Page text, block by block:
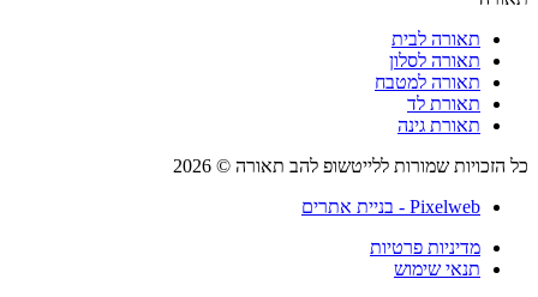
תאורה לבית
תאורה לסלון
תאורה למטבח
תאורת לד
תאורת גינה
שמורות ללייטשופ להב תאורה © 2026
Pixelweb - בניית אתרים
מדיניות פרטיות
תנאי שימוש